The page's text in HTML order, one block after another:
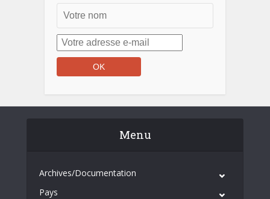
Menu
Archives/Documentation
Pays